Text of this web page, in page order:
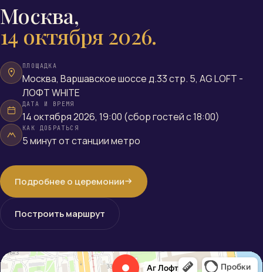
Москва,
14 октября 2026.
ПЛОЩАДКА
Москва, Варшавское шоссе д.33 стр. 5, AG LOFT -
ЛОФТ WHITE
ДАТА И ВРЕМЯ
14 октября 2026, 19:00 (сбор гостей с 18:00)
КАК ДОБРАТЬСЯ
5 минут от станции метро
Подробнее о церемонии
Построить маршрут